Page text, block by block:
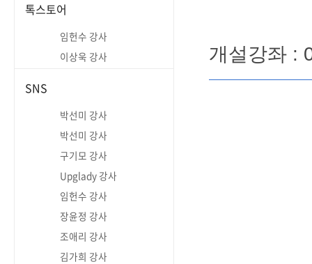
개설강좌 :
톡스토어
임헌수 강사
이상욱 강사
SNS
박선미 강사
박선미 강사
구기모 강사
Upglady 강사
임헌수 강사
장윤정 강사
조애리 강사
김가희 강사